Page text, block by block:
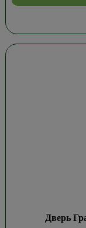
Дверь